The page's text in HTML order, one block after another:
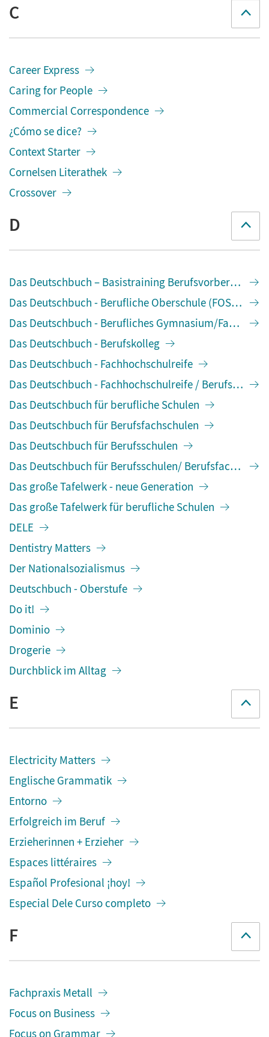
C
Career Express
Caring for People
Commercial Correspondence
¿Cómo se dice?
Context Starter
Cornelsen Literathek
Crossover
D
Das Deutschbuch – Basistraining Berufsvorbereitung
Das Deutschbuch - Berufliche Oberschule (FOS/BOS)
Das Deutschbuch - Berufliches Gymnasium/
Das Deutschbuch - Berufskolleg
Das Deutschbuch - Fachhochschulreife
Das Deutschbuch - Fachhochschulreife / Berufskolleg
Das Deutschbuch für berufliche Schulen
Das Deutschbuch für Berufsfachschulen
Das Deutschbuch für Berufsschulen
Das Deutschbuch für Berufsschulen/
Das große Tafelwerk - neue Generation
Das große Tafelwerk für berufliche Schulen
DELE
Dentistry Matters
Der Nationalsozialismus
Deutschbuch - Oberstufe
Do it!
Dominio
Drogerie
Durchblick im Alltag
E
Electricity Matters
Englische Grammatik
Entorno
Erfolgreich im Beruf
Erzieherinnen + Erzieher
Espaces littéraires
Español Profesional ¡hoy!
Especial Dele Curso completo
F
Fachpraxis Metall
Focus on Business
Focus on Grammar